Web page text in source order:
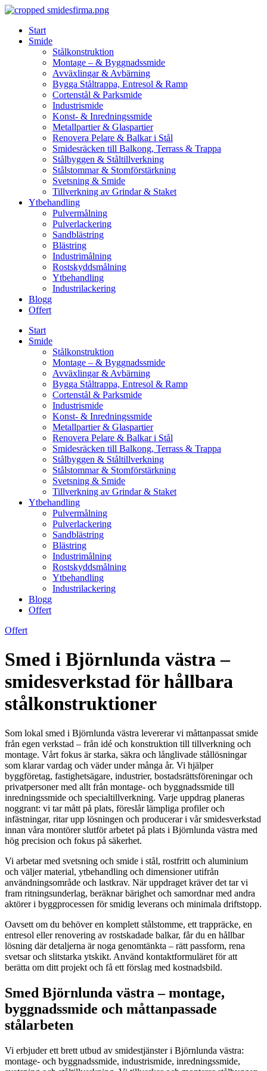
Skip
contentStart
Smide
Stålkonstruktion
Montage – & Byggnadssmide
Avväxlingar & Avbärning
Bygga Ståltrappa, Entresol & Ramp
Cortenstål & Parksmide
Industrismide
Konst- & Inredningssmide
Metallpartier & Glaspartier
Renovera Pelare & Balkar i Stål
Smidesräcken till Balkong, Terrass & Trappa
Stålbyggen & Ståltillverkning
Stålstommar & Stomförstärkning
Svetsning & Smide
Tillverkning av Grindar & Staket
Ytbehandling
Pulvermålning
Pulverlackering
Sandblästring
Blästring
Industrimålning
Rostskyddsmålning
Ytbehandling
Industrilackering
Blogg
Offert
Start
Smide
Stålkonstruktion
Montage – & Byggnadssmide
Avväxlingar & Avbärning
Bygga Ståltrappa, Entresol & Ramp
Cortenstål & Parksmide
Industrismide
Konst- & Inredningssmide
Metallpartier & Glaspartier
Renovera Pelare & Balkar i Stål
Smidesräcken till Balkong, Terrass & Trappa
Stålbyggen & Ståltillverkning
Stålstommar & Stomförstärkning
Svetsning & Smide
Tillverkning av Grindar & Staket
Ytbehandling
Pulvermålning
Pulverlackering
Sandblästring
Blästring
Industrimålning
Rostskyddsmålning
Ytbehandling
Industrilackering
Blogg
Offert
Offert
Smed i Björnlunda västra –
smidesverkstad för hållbara
stålkonstruktioner
Som lokal smed i Björnlunda västra levererar vi måttanpassat smide
från egen verkstad – från idé och konstruktion till tillverkning och
montage. Vårt fokus är starka, säkra och långlivade stållösningar
som klarar vardag och väder under många år. Vi hjälper
byggföretag, fastighetsägare, industrier, bostadsrättsföreningar och
privatpersoner med allt från montage- och byggnadssmide till
inredningssmide och specialtillverkning. Varje uppdrag planeras
noggrant: vi tar mått på plats, föreslår lämpliga profiler och
infästningar, ritar upp lösningen och producerar i vår smidesverkstad
innan våra montörer slutför arbetet på plats i Björnlunda västra med
hög precision och fokus på säkerhet.
Vi arbetar med svetsning och smide i stål, rostfritt och aluminium
och väljer material, ytbehandling och dimensioner utifrån
användningsområde och lastkrav. När uppdraget kräver det tar vi
fram ritningsunderlag, beräknar bärighet och samordnar med andra
aktörer i byggprocessen för smidig leverans och minimala driftstopp.
Oavsett om du behöver en komplett stålstomme, ett trappräcke, en
entresol eller renovering av rostskadade balkar, får du en hållbar
lösning där detaljerna är noga genomtänkta – rätt passform, rena
svetsar och slitstarka ytskikt. Använd kontaktformuläret för att
berätta om ditt projekt och få ett förslag med kostnadsbild.
Smed Björnlunda västra – montage,
byggnadssmide och måttanpassade
stålarbeten
Vi erbjuder ett brett utbud av smidestjänster i Björnlunda västra:
montage- och byggnadssmide, industrismide, inredningssmide,